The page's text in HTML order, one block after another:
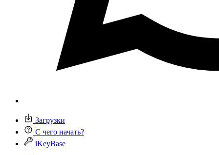
Загрузки
С чего начать?
iKeyBase